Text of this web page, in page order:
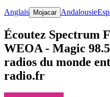
Anglais Mojacar Andalousie
Écoutez Spectrum
WEOA - Magic
radios du monde
radio.fr